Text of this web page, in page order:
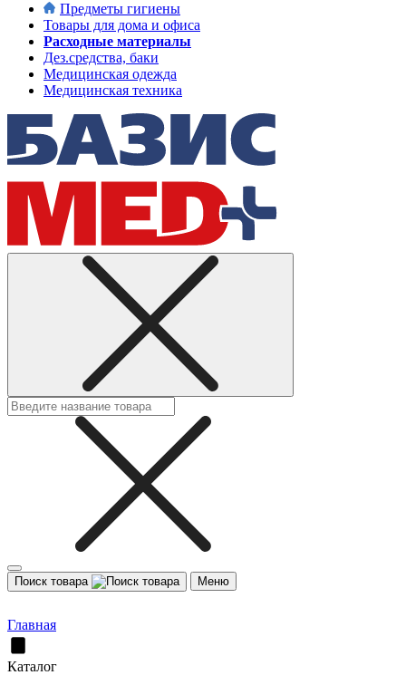
Предметы гигиены
Товары для дома и офиса
Расходные материалы
Дез.средства, баки
Медицинская одежда
Медицинская техника
Поиск товара Меню
Главная
Каталог